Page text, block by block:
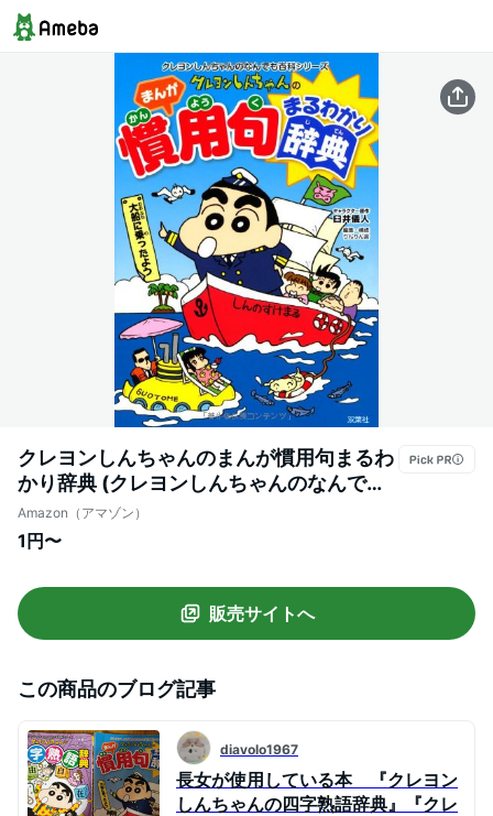
クレヨンしんちゃんのまんが慣用句まるわ
かり辞典 (クレヨンしんちゃんのなんでも
百科シリーズ)
Amazon（アマゾン）
1円〜
販売サイトへ
この商品のブログ記事
diavolo1967
長女が使用している本 『クレヨン
しんちゃんの四字熟語辞典』『クレ